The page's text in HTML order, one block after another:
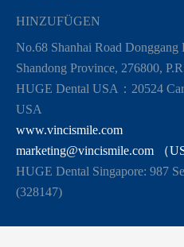
HINZUFÜGEN
No.68 Shanhai Road
Shandong Province, 276800,
HUGE Dental USA：20524
USA
www.vincismile.com
marketing@vincismile.com （
HUGE Dental Singapore: 987
(328147)